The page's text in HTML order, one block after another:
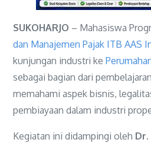
SUKOHARJO – Mahasiswa
dan Manajemen Pajak ITB AAS
kunjungan industri ke
sebagai bagian dari
memahami aspek bisnis,
pembiayaan dalam industri
Kegiatan ini didampingi oleh Dr.